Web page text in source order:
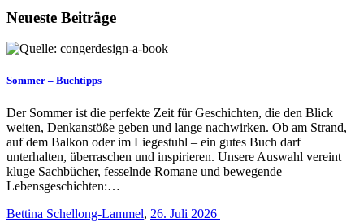
Neueste Beiträge
Sommer – Buchtipps
Der Sommer ist die perfekte Zeit für Geschichten, die den Blick
weiten, Denkanstöße geben und lange nachwirken. Ob am Strand,
auf dem Balkon oder im Liegestuhl – ein gutes Buch darf
unterhalten, überraschen und inspirieren. Unsere Auswahl vereint
kluge Sachbücher, fesselnde Romane und bewegende
Lebensgeschichten:…
Bettina Schellong-Lammel, 26. Juli 2026